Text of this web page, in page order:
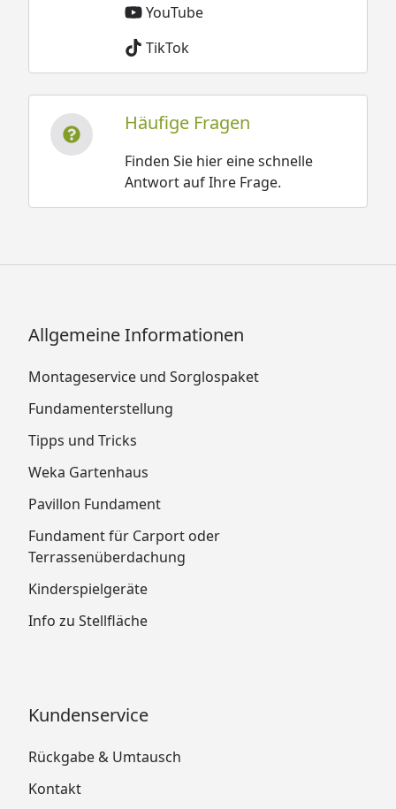
YouTube
TikTok
Häufige Fragen
Finden Sie hier eine schnelle
Antwort auf Ihre Frage.
Allgemeine Informationen
Montageservice und Sorglospaket
Fundamenterstellung
Tipps und Tricks
Weka Gartenhaus
Pavillon Fundament
Fundament für Carport oder
Terrassenüberdachung
Kinderspielgeräte
Info zu Stellfläche
Kundenservice
Rückgabe & Umtausch
Kontakt